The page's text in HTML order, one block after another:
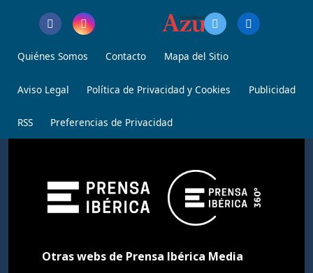
Quiénes Somos Contacto Mapa del Sitio
Aviso Legal Política de Privacidad y Cookies Publicidad
RSS Preferencias de Privacidad
Otras webs de Prensa Ibérica Media